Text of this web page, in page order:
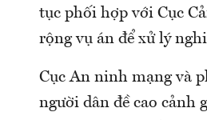
tục phối hợp với Cục
rộng vụ án để xử lý
Cục An ninh mạng và
người dân đề cao cảnh